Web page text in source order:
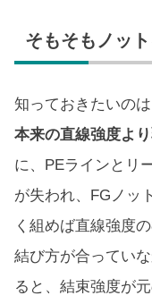
そもそもノッ
知っておきたいのは
本来の直線強度よ
に、PEラインとリ
が失われ、FGノッ
く組めば直線強度
結び方が合ってい
ると、結束強度が